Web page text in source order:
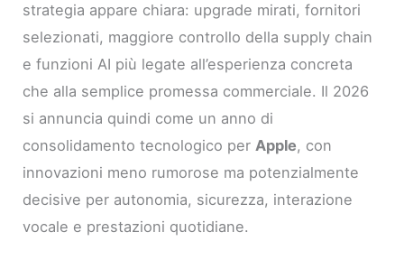
strategia appare chiara: upgrade mirati, fornitori
selezionati, maggiore controllo della supply chain
e funzioni AI più legate all’esperienza concreta
che alla semplice promessa commerciale. Il 2026
si annuncia quindi come un anno di
consolidamento tecnologico perApple, con
innovazioni meno rumorose ma potenzialmente
decisive per autonomia, sicurezza, interazione
vocale e prestazioni quotidiane.